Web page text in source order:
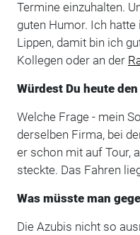
Termine einzuhalten.
guten Humor. Ich
Lippen, damit bin ich
Kollegen oder an der
Würdest Du heute
Welche Frage - mein
derselben Firma, bei
er schon mit auf Tour,
steckte. Das Fahren
Was müsste man
Die Azubis nicht so